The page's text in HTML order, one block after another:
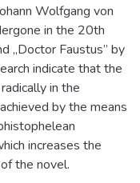
Wolfgang von
in the 20th
„Doctor Faustus” by
indicate that the
in the
by the means
increases the
the novel.